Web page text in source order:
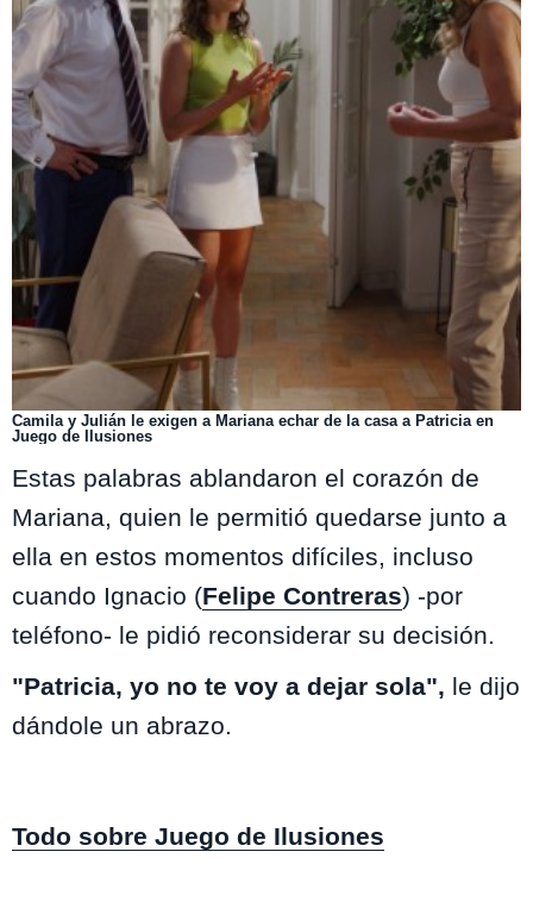
Camila y Julián le exigen a Mariana echar de la casa a Patricia en
Juego de Ilusiones
Estas palabras ablandaron el corazón de
Mariana, quien le permitió quedarse junto a
ella en estos momentos difíciles, incluso
cuando Ignacio (Felipe Contreras) -por
teléfono- le pidió reconsiderar su decisión.
"Patricia, yo no te voy a dejar sola", le dijo
dándole un abrazo.
Todo sobre Juego de Ilusiones